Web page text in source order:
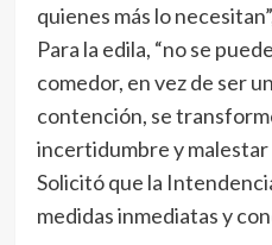
quienes más lo
Para la edila, “no se
comedor, en vez de ser
contención, se
incertidumbre y malestar
Solicitó que la
medidas inmediatas y